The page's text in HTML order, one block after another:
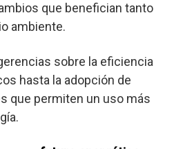
que benefician tanto
ambiente.
sobre la eficiencia
hasta la adopción de
que permiten un uso más